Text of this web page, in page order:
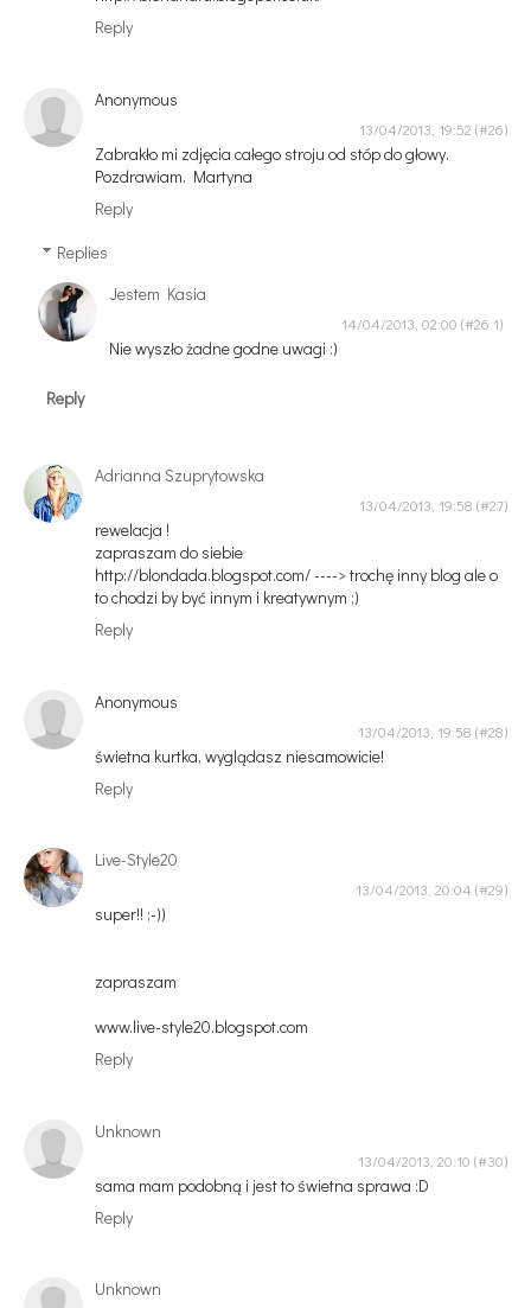
Reply
Anonymous
13/04/2013, 19:52
Zabrakło mi zdjęcia całego stroju od stóp do głowy.
Pozdrawiam. Martyna
Reply
Replies
Jestem Kasia
14/04/2013, 02:00
Nie wyszło żadne godne uwagi :)
Reply
Adrianna Szuprytowska
13/04/2013, 19:58
rewelacja !
zapraszam do siebie
http://blondada.blogspot.com/ ----> trochę inny blog ale o
to chodzi by być innym i kreatywnym ;)
Reply
Anonymous
13/04/2013, 19:58
świetna kurtka, wyglądasz niesamowicie!
Reply
Live-Style20
13/04/2013, 20:04
super!! ;-))
zapraszam
www.live-style20.blogspot.com
Reply
Unknown
13/04/2013, 20:10
sama mam podobną i jest to świetna sprawa :D
Reply
Unknown